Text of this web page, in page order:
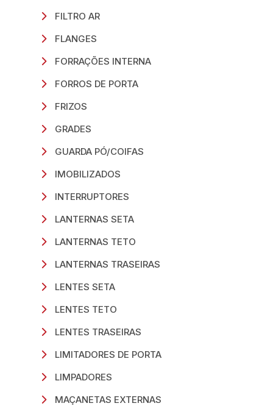
FILTRO AR
FLANGES
FORRAÇÕES INTERNA
FORROS DE PORTA
FRIZOS
GRADES
GUARDA PÓ/COIFAS
IMOBILIZADOS
INTERRUPTORES
LANTERNAS SETA
LANTERNAS TETO
LANTERNAS TRASEIRAS
LENTES SETA
LENTES TETO
LENTES TRASEIRAS
LIMITADORES DE PORTA
LIMPADORES
MAÇANETAS EXTERNAS